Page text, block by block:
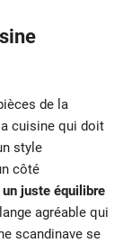
de la
cuisine qui doit
style
côté
un juste équilibre
agréable qui
scandinave se